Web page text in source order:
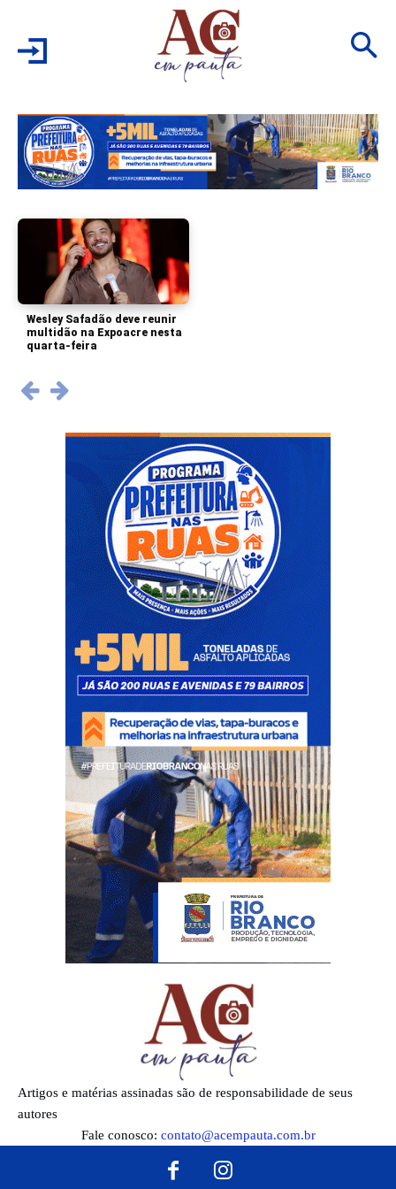
Wesley Safadão deve reunir
multidão na Expoacre nesta
quarta-feira
Artigos e matérias assinadas são de responsabilidade de seus
autores
Fale conosco: contato@acempauta.com.br